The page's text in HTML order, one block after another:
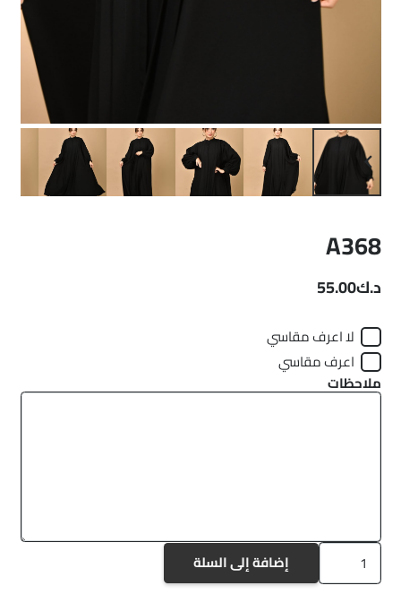
A368
د.ك55.00
لا اعرف مقاسي
اعرف مقاسي
ملاحظات
كمية
A368
إضافة إلى السلة